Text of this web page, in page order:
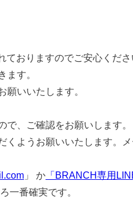
おりますのでご安心くださ
ます。
いいたします。
、ご確認をお願いします。
ようお願いいたします。
」 か 「BRANCH専用
一番確実です。